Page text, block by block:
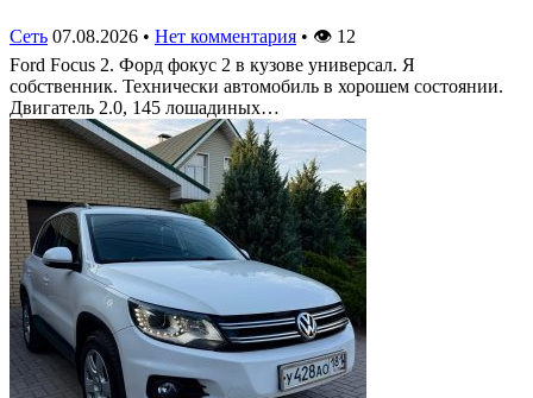
Сеть 07.08.2026 • Нет комментария • 👁 12
Ford Focus 2. Форд фокус 2 в кузове универсал. Я
собственник. Технически автомобиль в хорошем состоянии.
Двигатель 2.0, 145 лошадиных…